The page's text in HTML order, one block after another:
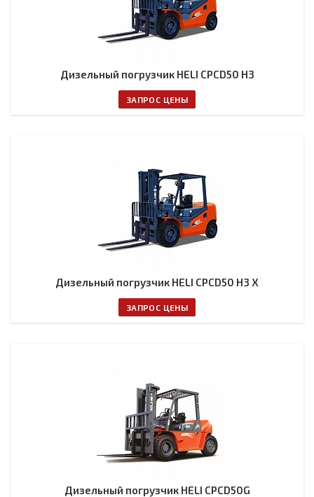
Дизельный погрузчик HELI CPCD50 H3
ЗАПРОС ЦЕНЫ
Дизельный погрузчик HELI CPCD50 H3 X
ЗАПРОС ЦЕНЫ
Дизельный погрузчик HELI CPCD50G